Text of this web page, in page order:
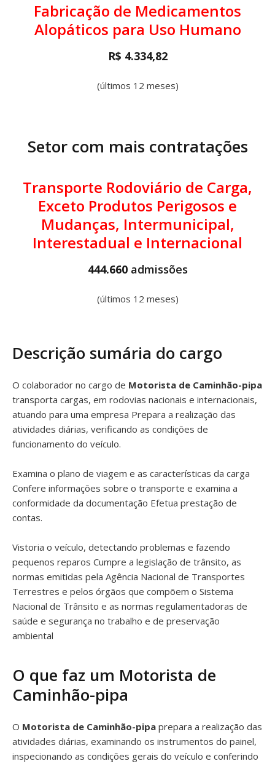
Fabricação de Medicamentos
Alopáticos para Uso Humano
R$ 4.334,82
(últimos 12 meses)
Setor com mais contratações
Transporte Rodoviário de Carga,
Exceto Produtos Perigosos e
Mudanças, Intermunicipal,
Interestadual e Internacional
444.660 admissões
(últimos 12 meses)
Descrição sumária do cargo
O colaborador no cargo de Motorista de Caminhão-pipa
transporta cargas, em rodovias nacionais e internacionais,
atuando para uma empresa Prepara a realização das
atividades diárias, verificando as condições de
funcionamento do veículo.
Examina o plano de viagem e as características da carga
Confere informações sobre o transporte e examina a
conformidade da documentação Efetua prestação de
contas.
Vistoria o veículo, detectando problemas e fazendo
pequenos reparos Cumpre a legislação de trânsito, as
normas emitidas pela Agência Nacional de Transportes
Terrestres e pelos órgãos que compõem o Sistema
Nacional de Trânsito e as normas regulamentadoras de
saúde e segurança no trabalho e de preservação
ambiental
O que faz um Motorista de
Caminhão-pipa
O Motorista de Caminhão-pipa prepara a realização das
atividades diárias, examinando os instrumentos do painel,
inspecionando as condições gerais do veículo e conferindo